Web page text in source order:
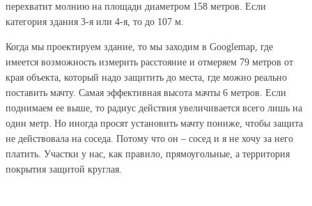
перехватит молнию на площади диаметром 158 метров. Если
категория здания 3-я или 4-я, то до 107 м.
Когда мы проектируем здание, то мы заходим в Googlemap, где
имеется возможность измерить расстояние и отмеряем 79 метров от
края объекта, который надо защитить до места, где можно реально
поставить мачту. Самая эффективная высота мачты 6 метров. Если
поднимаем ее выше, то радиус действия увеличивается всего лишь на
один метр. Но иногда просят установить мачту пониже, чтобы защита
не действовала на соседа. Потому что он – сосед и я не хочу за него
платить. Участки у нас, как правило, прямоугольные, а территория
покрытия защитой круглая.